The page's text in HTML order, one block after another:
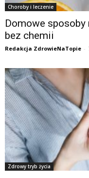
Choroby i leczenie
Domowe
bez chemii
Redakcja ZdrowieNaTopie -
Zdrowy tryb życia